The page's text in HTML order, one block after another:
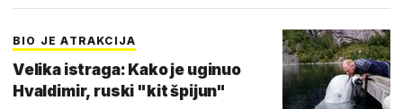
BIO JE ATRAKCIJA
Velika istraga: Kako je uginuo
Hvaldimir, ruski "kit špijun"